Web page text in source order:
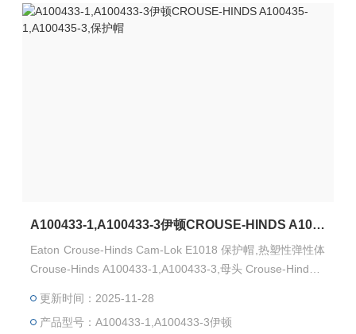
A100433-1,A100433-3伊顿CROUSE-HINDS A100435-1,A100435-3,保护帽
Eaton Crouse-Hinds Cam-Lok E1018 保护帽,热塑性弹性体
Crouse-Hinds A100433-1,A100433-3,母头 Crouse-Hinds A
63,NEMA 3R
更新时间：2025-11-28
产品型号：A100433-1,A100433-3伊顿